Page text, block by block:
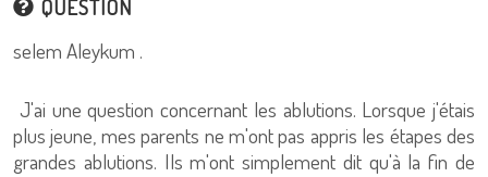
QUESTION
selem Aleykum .
J'ai une question concernant les ablutions. Lorsque j'étais
plus jeune, mes parents ne m'ont pas appris les étapes des
grandes ablutions. Ils m'ont simplement dit qu'à la fin de